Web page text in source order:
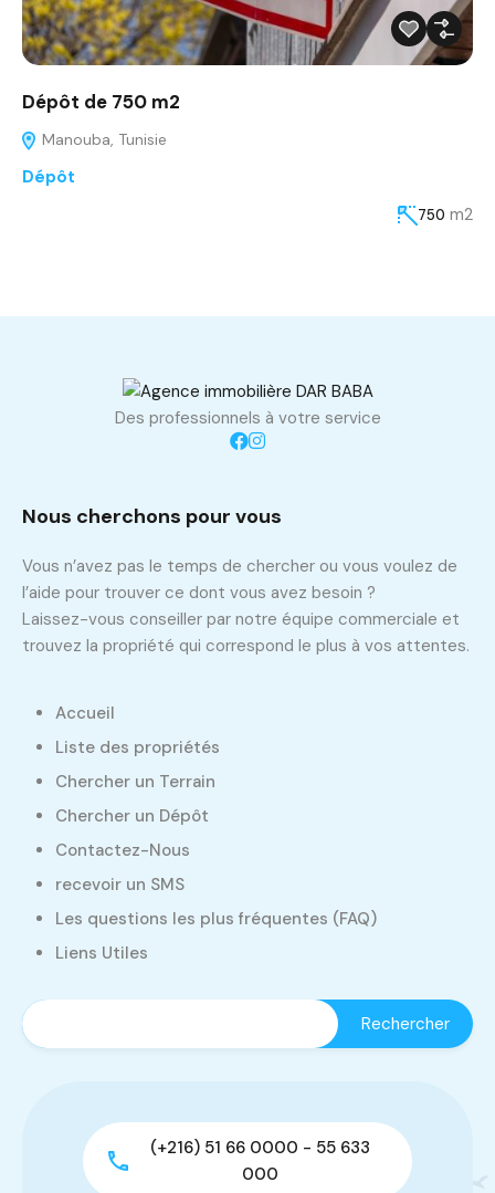
Dépôt de 750 m2
Manouba, Tunisie
Dépôt
750 m2
Des professionnels à votre service
Nous cherchons pour vous
Vous n’avez pas le temps de chercher ou vous voulez de
l’aide pour trouver ce dont vous avez besoin ?
Laissez-vous conseiller par notre équipe commerciale et
trouvez la propriété qui correspond le plus à vos attentes.
Accueil
Liste des propriétés
Chercher un Terrain
Chercher un Dépôt
Contactez-Nous
recevoir un SMS
Les questions les plus fréquentes (FAQ)
Liens Utiles
(+216) 51 66 0000 - 55 633
000